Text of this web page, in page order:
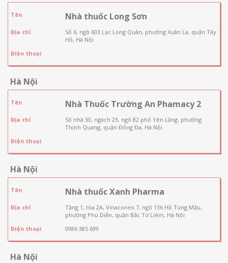
Tên Nhà thuốc Long Sơn
Địa chỉ
Số 6, ngõ 603 Lạc Long Quân, phường Xuân La, quận Tây
Hồ, Hà Nội
Điện thoại
Hà Nội
Tên Nhà Thuốc Trường An Phamacy 2
Địa chỉ
Số nhà 30, ngách 23, ngõ 82 phố Yên Lãng, phường
Thịnh Quang, quận Đống Đa, Hà Nội
Điện thoại
Hà Nội
Tên Nhà thuốc Xanh Pharma
Địa chỉ
Tầng 1, tòa 2A, Vinaconex 7, ngõ 136 Hồ Tùng Mậu,
phường Phú Diễn, quận Bắc Từ Liêm, Hà Nội
Điện thoại
0986 385 699
Hà Nội